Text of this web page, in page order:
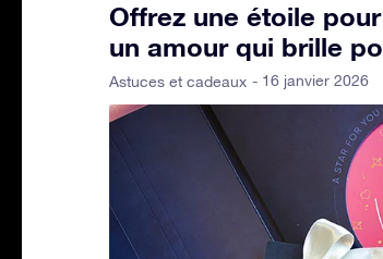
Offrez une étoile
un amour qui brille
Astuces et cadeaux - 16 janvier 2026